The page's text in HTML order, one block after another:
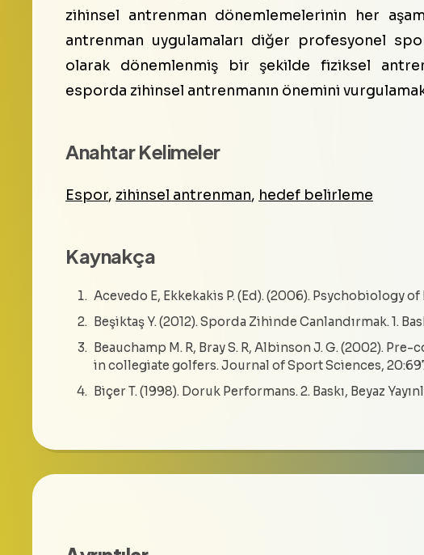
zihinsel antrenman dönemlemelerinin her
antrenman uygulamaları diğer profesyonel
olarak dönemlenmiş bir şekilde fiziksel
esporda zihinsel antrenmanın önemini vurgulamak
Anahtar Kelimeler
Espor, zihinsel antrenman, hedef belirleme
Kaynakça
Acevedo E, Ekkekakis P. (Ed). (2006). Psychobiology
Beşiktaş Y. (2012). Sporda Zihinde Canlandırmak. 1.
Beauchamp M. R, Bray S. R, Albinson J. G. (2002).
in collegiate golfers. Journal of Sport Sciences,
Biçer T. (1998). Doruk Performans. 2. Baskı, Beyaz